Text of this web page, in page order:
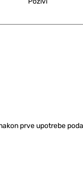
prve upotrebe